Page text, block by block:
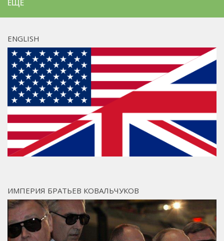
ЕЩЁ
ENGLISH
ИМПЕРИЯ БРАТЬЕВ КОВАЛЬЧУКОВ